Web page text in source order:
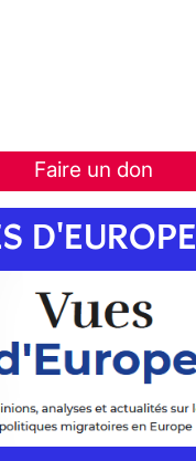
Faire un don
D'EUROPE